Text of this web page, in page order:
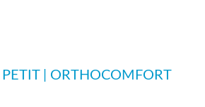
| ORTHOCOMFORT